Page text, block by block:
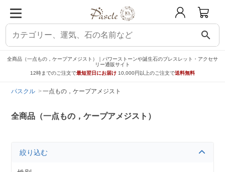
search
全商品（一点もの，ケープアメジスト）｜パワーストーンや誕生石のブレスレット・アクセサ
リー通販サイト
12時までのご注文で最短翌日にお届け 10,000円以上のご注文で送料無料
パスクル 一点もの，ケープアメジスト
全商品（一点もの，ケープアメジスト）
絞り込む